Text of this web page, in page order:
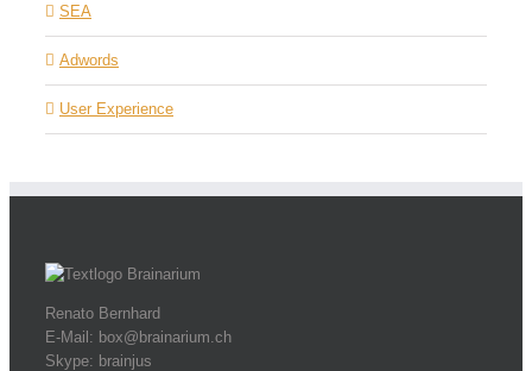
SEA
Adwords
User Experience
Renato Bernhard
E-Mail: box@brainarium.ch
Skype: brainjus